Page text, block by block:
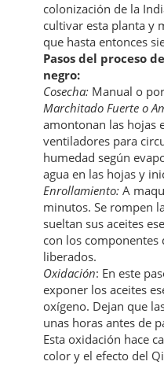
colonización de la
cultivar esta planta y
que hasta entonces
Pasos del proceso
negro:
Cosecha: Manual o
Marchitado Fuerte o
amontonan las hojas
ventiladores para
humedad según
agua en las hojas y
Enrollamiento: A
minutos. Se rompen
sueltan sus aceites
con los
liberados.
Oxidación: En este
exponer los aceites
oxígeno. Dejan que
unas horas antes de
Esta oxidación hace
color y el efecto del